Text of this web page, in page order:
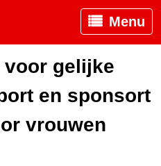
Menu
gelijke
en sponsort
vrouwen